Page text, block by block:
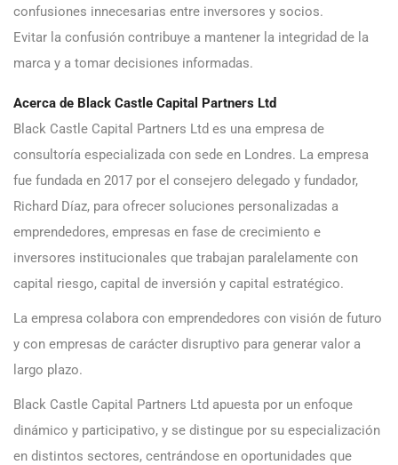
confusiones innecesarias entre inversores y socios.
Evitar la confusión contribuye a mantener la integridad de la
marca y a tomar decisiones informadas.
Acerca de Black Castle Capital Partners Ltd
Black Castle Capital Partners Ltd es una empresa de
consultoría especializada con sede en Londres. La empresa
fue fundada en 2017 por el consejero delegado y fundador,
Richard Díaz, para ofrecer soluciones personalizadas a
emprendedores, empresas en fase de crecimiento e
inversores institucionales que trabajan paralelamente con
capital riesgo, capital de inversión y capital estratégico.
La empresa colabora con emprendedores con visión de futuro
y con empresas de carácter disruptivo para generar valor a
largo plazo.
Black Castle Capital Partners Ltd apuesta por un enfoque
dinámico y participativo, y se distingue por su especialización
en distintos sectores, centrándose en oportunidades que